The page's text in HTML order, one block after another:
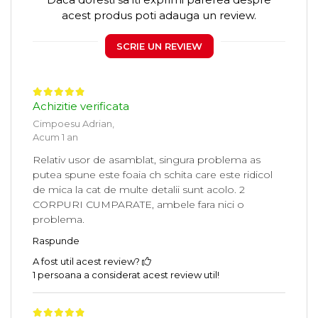
acest produs poti adauga un review.
SCRIE UN REVIEW
Achizitie verificata
Cimpoesu Adrian,
Acum 1 an
Relativ usor de asamblat, singura problema as
putea spune este foaia ch schita care este ridicol
de mica la cat de multe detalii sunt acolo. 2
CORPURI CUMPARATE, ambele fara nici o
problema.
Raspunde
A fost util acest review?
1 persoana a considerat acest review util!